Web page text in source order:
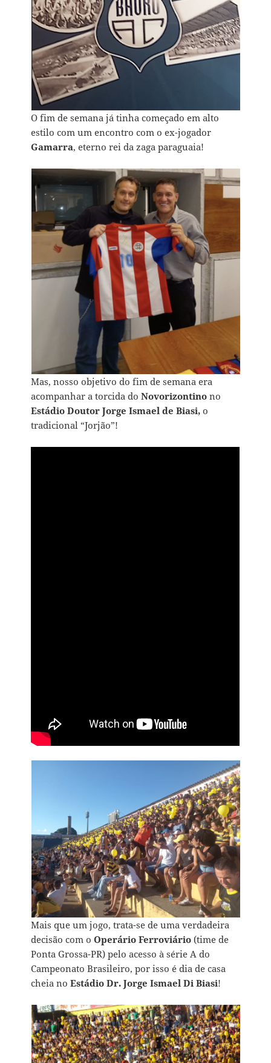
O fim de semana já tinha começado em alto
estilo com um encontro com o ex-jogador
Gamarra, eterno rei da zaga paraguaia!
Mas, nosso objetivo do fim de semana era
acompanhar a torcida doNovorizontino no
Estádio Doutor Jorge Ismael de Biasi,o
tradicional “Jorjão”!
Mais que um jogo, trata-se de uma verdadeira
decisão com oOperário Ferroviário (time de
Ponta Grossa-PR) pelo acesso à série A do
Campeonato Brasileiro, por isso é dia de casa
cheia noEstádio Dr. Jorge Ismael Di Biasi!